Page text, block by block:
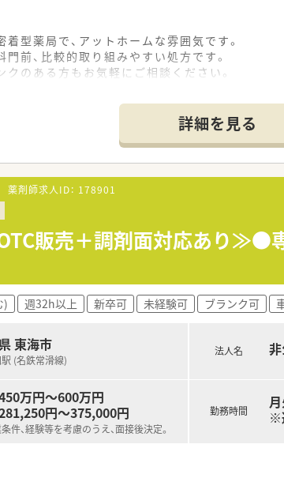
型薬局で、アットホームな雰囲気です。
前、比較的取り組みやすい処方です。
のある方もお気軽にご相談ください。
詳細を見る
薬剤師求人ID： 178901
販売＋調剤面対応あり
) 週32h以上 新卒可 未経験可 ブランク可
東海市
(名鉄常滑線)
万円～600万円
円～375,000円
件、経験等を考慮のうえ、面接後決定。
法人名
勤務時間
※